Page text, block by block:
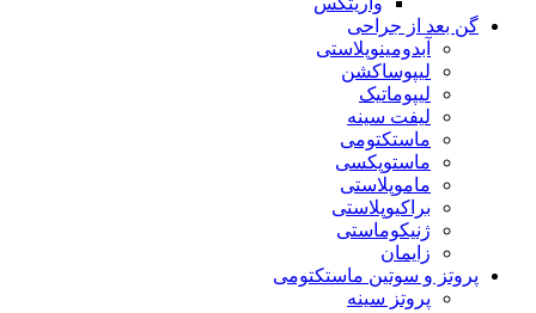
گن بعد از جراحی
آبدومینوپلاستی
لیپوساکشن
لیپوماتیک
لیفت سینه
ماستکتومی
ماستوپکسی
ماموپلاستی
براکیوپلاستی
ژنیکوماستی
زایمان
پروتز و سوتین ماستکتومی
پروتز سینه